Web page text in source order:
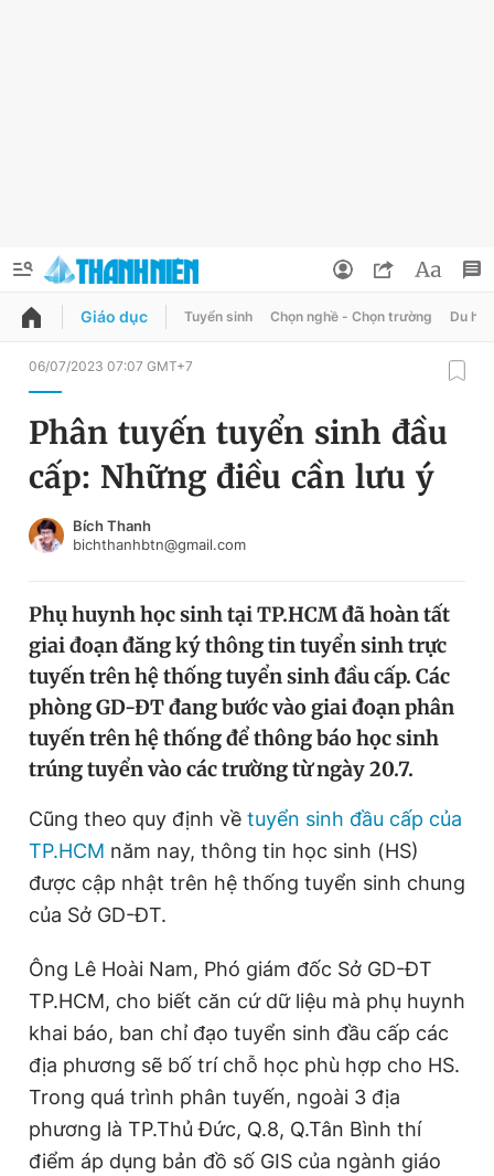
QUẢNG CÁO ĐẶT BÁO
Chuyên mục
Chuyên mục khác
Tin thị trường Tin 360
Video Magazine
Sản phẩm khác
Tiện ích Bạn cần biết
Thông tin tòa soạn Liên hệ quảng cáo
Đọc Thanh Niên trên điện thoại
Đổi mật khẩu
Tin đã lưu
Tin đã xem
Đăng xuất
Giáo dục Tuyển sinh Chọn nghề - Chọn trường Du học
06/07/2023 07:07 GMT+7
Phân tuyến tuyển sinh đầu
cấp: Những điều cần lưu ý
Bích Thanh
bichthanhbtn@gmail.com
Phụ huynh học sinh tại TP.HCM đã hoàn tất
giai đoạn đăng ký thông tin tuyển sinh trực
tuyến trên hệ thống tuyển sinh đầu cấp. Các
phòng GD-ĐT đang bước vào giai đoạn phân
tuyến trên hệ thống để thông báo học sinh
trúng tuyển vào các trường từ ngày 20.7.
Cũng theo quy định về tuyển sinh đầu cấp của
TP.HCM năm nay, thông tin học sinh (HS)
được cập nhật trên hệ thống tuyển sinh chung
của Sở GD-ĐT.
Ông Lê Hoài Nam, Phó giám đốc Sở GD-ĐT
TP.HCM, cho biết căn cứ dữ liệu mà phụ huynh
khai báo, ban chỉ đạo tuyển sinh đầu cấp các
địa phương sẽ bố trí chỗ học phù hợp cho HS.
Trong quá trình phân tuyến, ngoài 3 địa
phương là TP.Thủ Đức, Q.8, Q.Tân Bình thí
điểm áp dụng bản đồ số GIS của ngành giáo